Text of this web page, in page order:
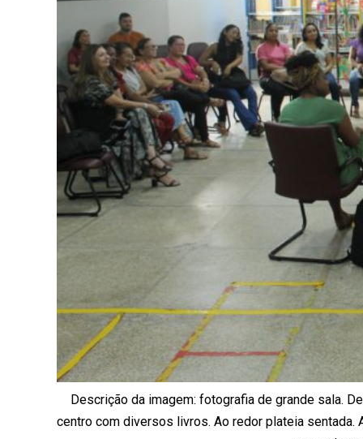
Descrição da imagem: fotografia de grande sala.
centro com diversos livros. Ao redor plateia